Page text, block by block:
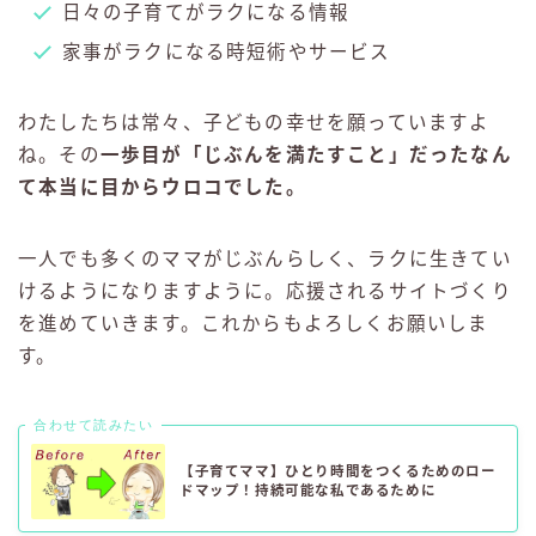
日々の子育てがラクになる情報
家事がラクになる時短術やサービス
わたしたちは常々、子どもの幸せを願っていますよ
ね。その一歩目が「じぶんを満たすこと」だったなん
て本当に目からウロコでした。
一人でも多くのママがじぶんらしく、ラクに生きてい
けるようになりますように。応援されるサイトづくり
を進めていきます。これからもよろしくお願いしま
す。
合わせて読みたい
【子育てママ】ひとり時間をつくるためのロー
ドマップ！持続可能な私であるために